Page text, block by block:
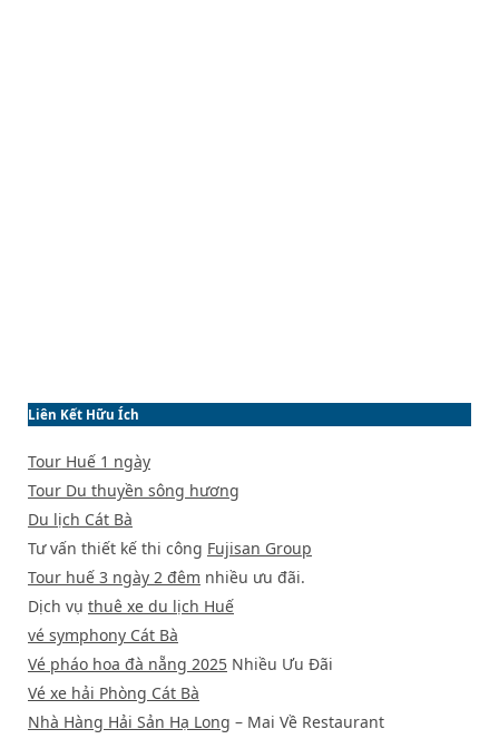
Liên Kết Hữu Ích
Tour Huế 1 ngày
Tour Du thuyền sông hương
Du lịch Cát Bà
Tư vấn thiết kế thi công Fujisan Group
Tour huế 3 ngày 2 đêm nhiều ưu đãi.
Dịch vụ thuê xe du lịch Huế
vé symphony Cát Bà
Vé pháo hoa đà nẵng 2025 Nhiều Ưu Đãi
Vé xe hải Phòng Cát Bà
Nhà Hàng Hải Sản Hạ Long – Mai Về Restaurant